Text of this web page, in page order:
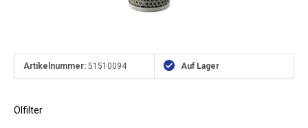
Artikelnummer: 51510094 Auf Lager
Ölfilter